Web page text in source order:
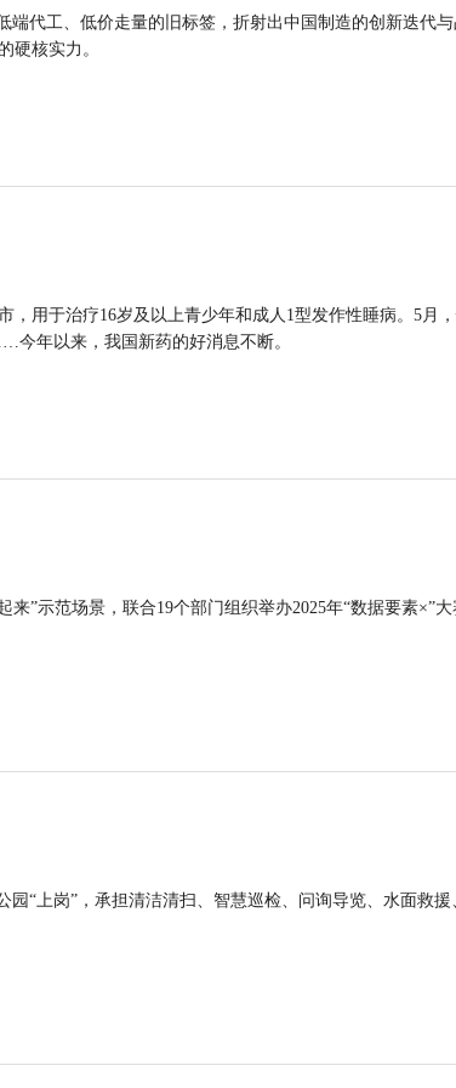
端代工、低价走量的旧标签，折射出中国制造的创新迭代
硬核实力。
用于治疗16岁及以上青少年和成人1型发作性睡病。5月
年以来，我国新药的好消息不断。
”示范场景，联合19个部门组织举办2025年“数据要素×”大
“上岗”，承担清洁清扫、智慧巡检、问询导览、水面救援